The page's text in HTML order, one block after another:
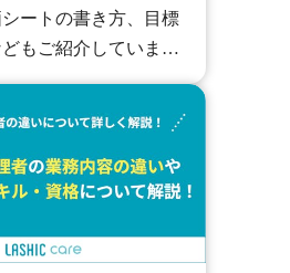
ートの書き方、目標
もご紹介していま